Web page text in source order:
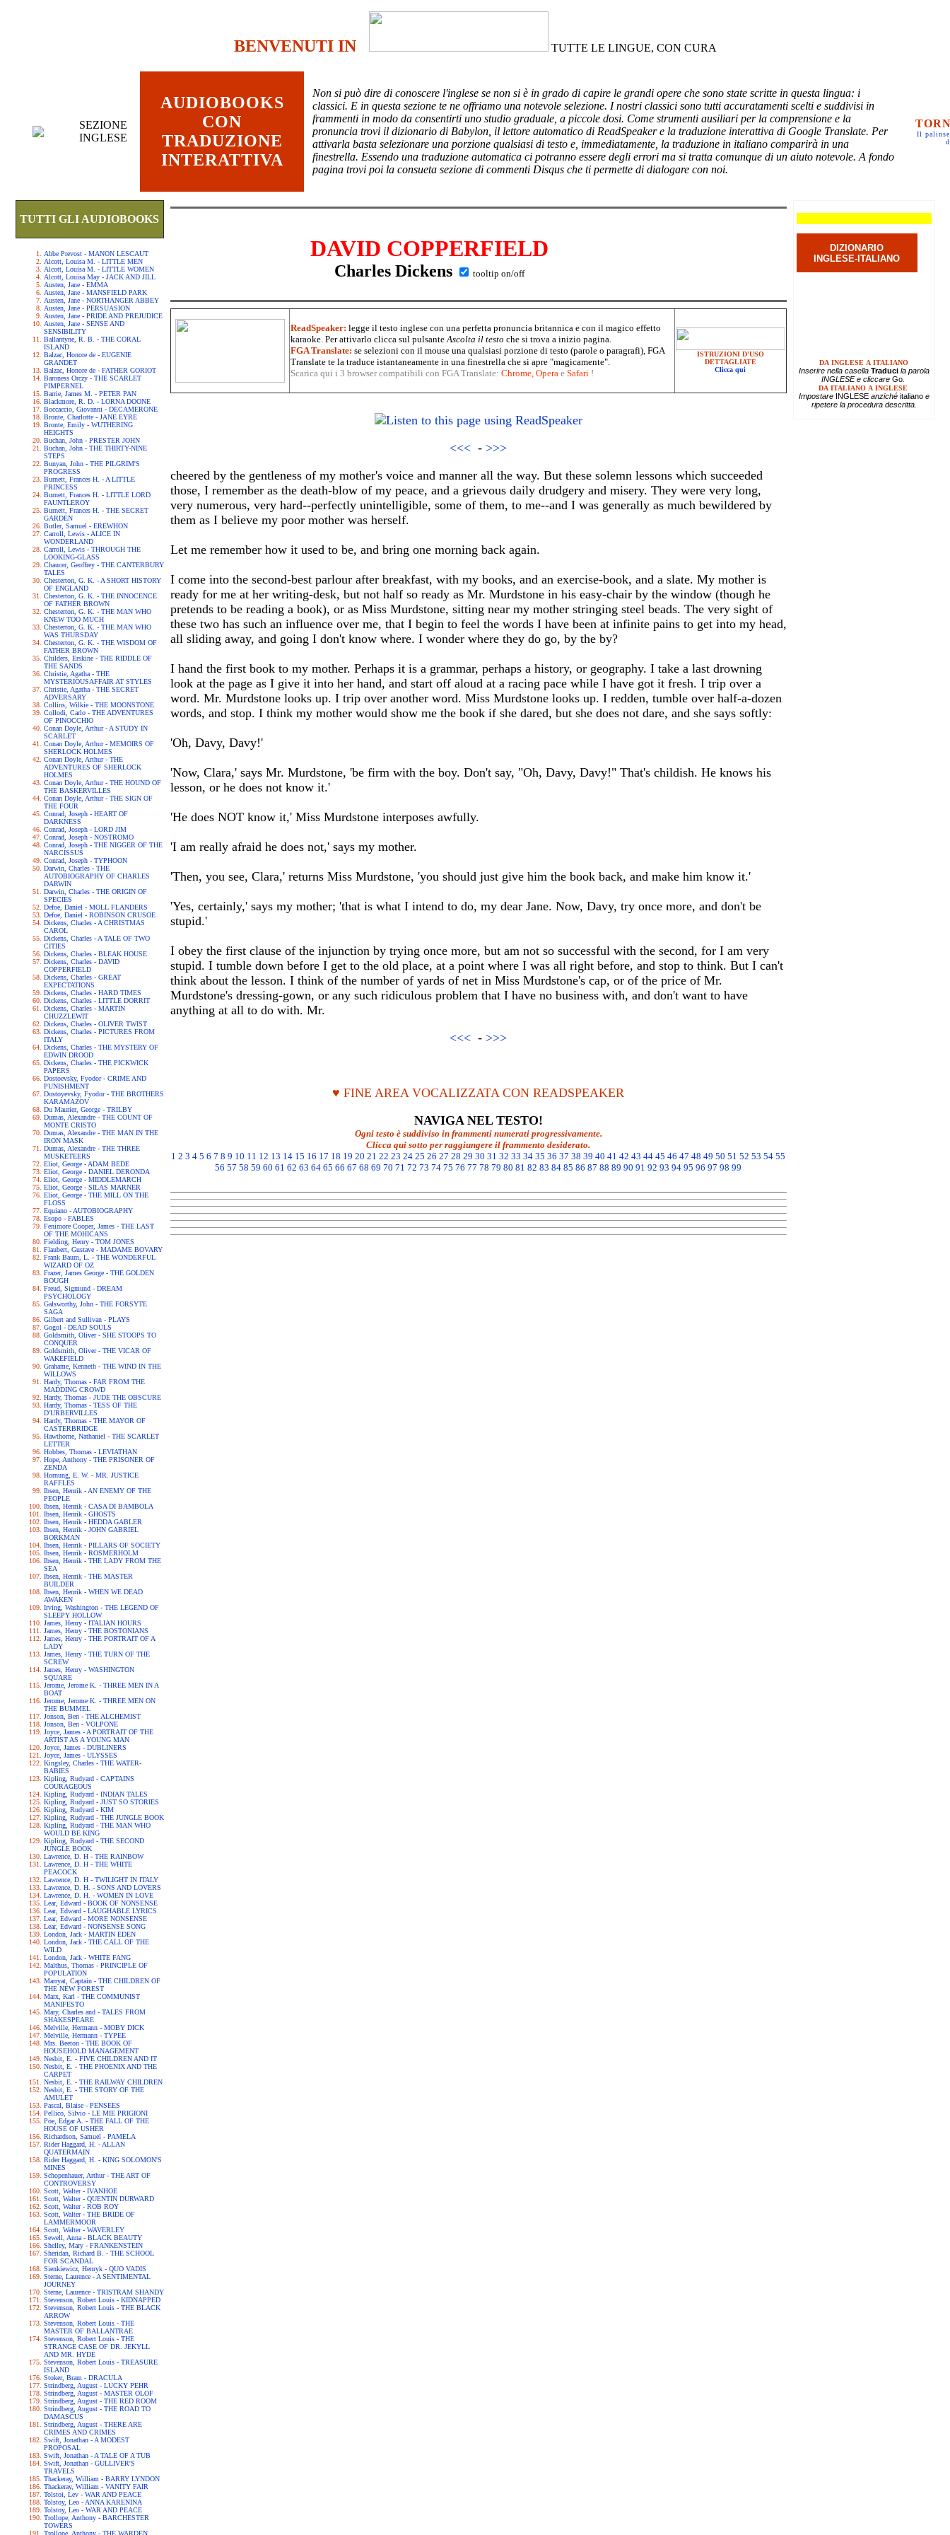
BENVENUTI IN TUTTE LE LINGUE, CON CURA
SEZIONE
INGLESE
AUDIOBOOKS
CON
TRADUZIONE
INTERATTIVA
Non si può dire di conoscere l'inglese se non si è in grado di capire le grandi opere che sono state scritte in questa lingua: i
classici. E in questa sezione te ne offriamo una notevole selezione. I nostri classici sono tutti accuratamenti scelti e suddivisi in
frammenti in modo da consentirti uno studio graduale, a piccole dosi. Come strumenti ausiliari per la comprensione e la
pronuncia trovi il dizionario di Babylon, il lettore automatico di ReadSpeaker e la traduzione interattiva di Google Translate. Per
attivarla basta selezionare una porzione qualsiasi di testo e, immediatamente, la traduzione in italiano comparirà in una
finestrella. Essendo una traduzione automatica ci potranno essere degli errori ma si tratta comunque di un aiuto notevole. A fondo
pagina trovi poi la consueta sezione di commenti Disqus che ti permette di dialogare con noi.
Il
TUTTI GLI AUDIOBOOKS
Abbe Prevost - MANON LESCAUT
Alcott, Louisa M. - LITTLE MEN
Alcott, Louisa M. - LITTLE WOMEN
Alcott, Louisa May - JACK AND JILL
Austen, Jane - EMMA
Austen, Jane - MANSFIELD PARK
Austen, Jane - NORTHANGER ABBEY
Austen, Jane - PERSUASION
Austen, Jane - PRIDE AND PREJUDICE
Austen, Jane - SENSE AND
SENSIBILITY
Ballantyne, R. B. - THE CORAL
ISLAND
Balzac, Honore de - EUGENIE
GRANDET
Balzac, Honore de - FATHER GORIOT
Baroness Orczy - THE SCARLET
PIMPERNEL
Barrie, James M. - PETER PAN
Blackmore, R. D. - LORNA DOONE
Boccaccio, Giovanni - DECAMERONE
Bronte, Charlotte - JANE EYRE
Bronte, Emily - WUTHERING
HEIGHTS
Buchan, John - PRESTER JOHN
Buchan, John - THE THIRTY-NINE
STEPS
Bunyan, John - THE PILGRIM'S
PROGRESS
Burnett, Frances H. - A LITTLE
PRINCESS
Burnett, Frances H. - LITTLE LORD
FAUNTLEROY
Burnett, Frances H. - THE SECRET
GARDEN
Butler, Samuel - EREWHON
Carroll, Lewis - ALICE IN
WONDERLAND
Carroll, Lewis - THROUGH THE
LOOKING-GLASS
Chaucer, Geoffrey - THE CANTERBURY
TALES
Chesterton, G. K. - A SHORT HISTORY
OF ENGLAND
Chesterton, G. K. - THE INNOCENCE
OF FATHER BROWN
Chesterton, G. K. - THE MAN WHO
KNEW TOO MUCH
Chesterton, G. K. - THE MAN WHO
WAS THURSDAY
Chesterton, G. K. - THE WISDOM OF
FATHER BROWN
Childers, Erskine - THE RIDDLE OF
THE SANDS
Christie, Agatha - THE
MYSTERIOUSAFFAIR AT STYLES
Christie, Agatha - THE SECRET
ADVERSARY
Collins, Wilkie - THE MOONSTONE
Collodi, Carlo - THE ADVENTURES
OF PINOCCHIO
Conan Doyle, Arthur - A STUDY IN
SCARLET
Conan Doyle, Arthur - MEMOIRS OF
SHERLOCK HOLMES
Conan Doyle, Arthur - THE
ADVENTURES OF SHERLOCK
HOLMES
Conan Doyle, Arthur - THE HOUND OF
THE BASKERVILLES
Conan Doyle, Arthur - THE SIGN OF
THE FOUR
Conrad, Joseph - HEART OF
DARKNESS
Conrad, Joseph - LORD JIM
Conrad, Joseph - NOSTROMO
Conrad, Joseph - THE NIGGER OF THE
NARCISSUS
Conrad, Joseph - TYPHOON
Darwin, Charles - THE
AUTOBIOGRAPHY OF CHARLES
DARWIN
Darwin, Charles - THE ORIGIN OF
SPECIES
Defoe, Daniel - MOLL FLANDERS
Defoe, Daniel - ROBINSON CRUSOE
Dickens, Charles - A CHRISTMAS
CAROL
Dickens, Charles - A TALE OF TWO
CITIES
Dickens, Charles - BLEAK HOUSE
Dickens, Charles - DAVID
COPPERFIELD
Dickens, Charles - GREAT
EXPECTATIONS
Dickens, Charles - HARD TIMES
Dickens, Charles - LITTLE DORRIT
Dickens, Charles - MARTIN
CHUZZLEWIT
Dickens, Charles - OLIVER TWIST
Dickens, Charles - PICTURES FROM
ITALY
Dickens, Charles - THE MYSTERY OF
EDWIN DROOD
Dickens, Charles - THE PICKWICK
PAPERS
Dostoevsky, Fyodor - CRIME AND
PUNISHMENT
Dostoyevsky, Fyodor - THE BROTHERS
KARAMAZOV
Du Maurier, George - TRILBY
Dumas, Alexandre - THE COUNT OF
MONTE CRISTO
Dumas, Alexandre - THE MAN IN THE
IRON MASK
Dumas, Alexandre - THE THREE
MUSKETEERS
Eliot, George - ADAM BEDE
Eliot, George - DANIEL DERONDA
Eliot, George - MIDDLEMARCH
Eliot, George - SILAS MARNER
Eliot, George - THE MILL ON THE
FLOSS
Equiano - AUTOBIOGRAPHY
Esopo - FABLES
Fenimore Cooper, James - THE LAST
OF THE MOHICANS
Fielding, Henry - TOM JONES
Flaubert, Gustave - MADAME BOVARY
Frank Baum, L. - THE WONDERFUL
WIZARD OF OZ
Frazer, James George - THE GOLDEN
BOUGH
Freud, Sigmund - DREAM
PSYCHOLOGY
Galsworthy, John - THE FORSYTE
SAGA
Gilbert and Sullivan - PLAYS
Gogol - DEAD SOULS
Goldsmith, Oliver - SHE STOOPS TO
CONQUER
Goldsmith, Oliver - THE VICAR OF
WAKEFIELD
Grahame, Kenneth - THE WIND IN THE
WILLOWS
Hardy, Thomas - FAR FROM THE
MADDING CROWD
Hardy, Thomas - JUDE THE OBSCURE
Hardy, Thomas - TESS OF THE
D'URBERVILLES
Hardy, Thomas - THE MAYOR OF
CASTERBRIDGE
Hawthorne, Nathaniel - THE SCARLET
LETTER
Hobbes, Thomas - LEVIATHAN
Hope, Anthony - THE PRISONER OF
ZENDA
Hornung, E. W. - MR. JUSTICE
RAFFLES
Ibsen, Henrik - AN ENEMY OF THE
PEOPLE
Ibsen, Henrik - CASA DI BAMBOLA
Ibsen, Henrik - GHOSTS
Ibsen, Henrik - HEDDA GABLER
Ibsen, Henrik - JOHN GABRIEL
BORKMAN
Ibsen, Henrik - PILLARS OF SOCIETY
Ibsen, Henrik - ROSMERHOLM
Ibsen, Henrik - THE LADY FROM THE
SEA
Ibsen, Henrik - THE MASTER
BUILDER
Ibsen, Henrik - WHEN WE DEAD
AWAKEN
Irving, Washington - THE LEGEND OF
SLEEPY HOLLOW
James, Henry - ITALIAN HOURS
James, Henry - THE BOSTONIANS
James, Henry - THE PORTRAIT OF A
LADY
James, Henry - THE TURN OF THE
SCREW
James, Henry - WASHINGTON
SQUARE
Jerome, Jerome K. - THREE MEN IN A
BOAT
Jerome, Jerome K. - THREE MEN ON
THE BUMMEL
Jonson, Ben - THE ALCHEMIST
Jonson, Ben - VOLPONE
Joyce, James - A PORTRAIT OF THE
ARTIST AS A YOUNG MAN
Joyce, James - DUBLINERS
Joyce, James - ULYSSES
Kingsley, Charles - THE WATER-
BABIES
Kipling, Rudyard - CAPTAINS
COURAGEOUS
Kipling, Rudyard - INDIAN TALES
Kipling, Rudyard - JUST SO STORIES
Kipling, Rudyard - KIM
Kipling, Rudyard - THE JUNGLE BOOK
Kipling, Rudyard - THE MAN WHO
WOULD BE KING
Kipling, Rudyard - THE SECOND
JUNGLE BOOK
Lawrence, D. H - THE RAINBOW
Lawrence, D. H - THE WHITE
PEACOCK
Lawrence, D. H - TWILIGHT IN ITALY
Lawrence, D. H. - SONS AND LOVERS
Lawrence, D. H. - WOMEN IN LOVE
Lear, Edward - BOOK OF NONSENSE
Lear, Edward - LAUGHABLE LYRICS
Lear, Edward - MORE NONSENSE
Lear, Edward - NONSENSE SONG
London, Jack - MARTIN EDEN
London, Jack - THE CALL OF THE
WILD
London, Jack - WHITE FANG
Malthus, Thomas - PRINCIPLE OF
POPULATION
Marryat, Captain - THE CHILDREN OF
THE NEW FOREST
Marx, Karl - THE COMMUNIST
MANIFESTO
Mary, Charles and - TALES FROM
SHAKESPEARE
Melville, Hermann - MOBY DICK
Melville, Hermann - TYPEE
Mrs. Beeton - THE BOOK OF
HOUSEHOLD MANAGEMENT
Nesbit, E. - FIVE CHILDREN AND IT
Nesbit, E. - THE PHOENIX AND THE
CARPET
Nesbit, E. - THE RAILWAY CHILDREN
Nesbit, E. - THE STORY OF THE
AMULET
Pascal, Blaise - PENSEES
Pellico, Silvio - LE MIE PRIGIONI
Poe, Edgar A. - THE FALL OF THE
HOUSE OF USHER
Richardson, Samuel - PAMELA
Rider Haggard, H. - ALLAN
QUATERMAIN
Rider Haggard, H. - KING SOLOMON'S
MINES
Schopenhauer, Arthur - THE ART OF
CONTROVERSY
Scott, Walter - IVANHOE
Scott, Walter - QUENTIN DURWARD
Scott, Walter - ROB ROY
Scott, Walter - THE BRIDE OF
LAMMERMOOR
Scott, Walter - WAVERLEY
Sewell, Anna - BLACK BEAUTY
Shelley, Mary - FRANKENSTEIN
Sheridan, Richard B. - THE SCHOOL
FOR SCANDAL
Sienkiewicz, Henryk - QUO VADIS
Sterne, Laurence - A SENTIMENTAL
JOURNEY
Sterne, Laurence - TRISTRAM SHANDY
Stevenson, Robert Louis - KIDNAPPED
Stevenson, Robert Louis - THE BLACK
ARROW
Stevenson, Robert Louis - THE
MASTER OF BALLANTRAE
Stevenson, Robert Louis - THE
STRANGE CASE OF DR. JEKYLL
AND MR. HYDE
Stevenson, Robert Louis - TREASURE
ISLAND
Stoker, Bram - DRACULA
Strindberg, August - LUCKY PEHR
Strindberg, August - MASTER OLOF
Strindberg, August - THE RED ROOM
Strindberg, August - THE ROAD TO
DAMASCUS
Strindberg, August - THERE ARE
CRIMES AND CRIMES
Swift, Jonathan - A MODEST
PROPOSAL
Swift, Jonathan - A TALE OF A TUB
Swift, Jonathan - GULLIVER'S
TRAVELS
Thackeray, William - BARRY LYNDON
Thackeray, William - VANITY FAIR
Tolstoi, Lev - WAR AND PEACE
Tolstoy, Leo - ANNA KARENINA
Tolstoy, Leo - WAR AND PEACE
Trollope, Anthony - BARCHESTER
TOWERS
Trollope, Anthony - THE WARDEN
DAVID COPPERFIELD
Charles Dickens tooltip on/off
ReadSpeaker: legge il testo inglese con una perfetta pronuncia britannica e con il magico effetto
karaoke. Per attivarlo clicca sul pulsanteAscolta il testo che si trova a inizio pagina.
FGA Translate: se selezioni con il mouse una qualsiasi porzione di testo (parole o paragrafi), FGA
Translate te la traduce istantaneamente in una finestrella che si apre "magicamente".
Scarica qui i 3 browser compatibili con FGA Translate: Chrome, Operae Safari !
ISTRUZIONI D'USO
DETTAGLIATE
Clicca qui
<<< - >>>
cheered by the gentleness of my mother's voice and manner all the way. But these solemn lessons which succeeded
those, I remember as the death-blow of my peace, and a grievous daily drudgery and misery. They were very long,
very numerous, very hard--perfectly unintelligible, some of them, to me--and I was generally as much bewildered by
them as I believe my poor mother was herself.
Let me remember how it used to be, and bring one morning back again.
I come into the second-best parlour after breakfast, with my books, and an exercise-book, and a slate. My mother is
ready for me at her writing-desk, but not half so ready as Mr. Murdstone in his easy-chair by the window (though he
pretends to be reading a book), or as Miss Murdstone, sitting near my mother stringing steel beads. The very sight of
these two has such an influence over me, that I begin to feel the words I have been at infinite pains to get into my head,
all sliding away, and going I don't know where. I wonder where they do go, by the by?
I hand the first book to my mother. Perhaps it is a grammar, perhaps a history, or geography. I take a last drowning
look at the page as I give it into her hand, and start off aloud at a racing pace while I have got it fresh. I trip over a
word. Mr. Murdstone looks up. I trip over another word. Miss Murdstone looks up. I redden, tumble over half-a-dozen
words, and stop. I think my mother would show me the book if she dared, but she does not dare, and she says softly:
'Oh, Davy, Davy!'
'Now, Clara,' says Mr. Murdstone, 'be firm with the boy. Don't say, "Oh, Davy, Davy!" That's childish. He knows his
lesson, or he does not know it.'
'He does NOT know it,' Miss Murdstone interposes awfully.
'I am really afraid he does not,' says my mother.
'Then, you see, Clara,' returns Miss Murdstone, 'you should just give him the book back, and make him know it.'
'Yes, certainly,' says my mother; 'that is what I intend to do, my dear Jane. Now, Davy, try once more, and don't be
stupid.'
I obey the first clause of the injunction by trying once more, but am not so successful with the second, for I am very
stupid. I tumble down before I get to the old place, at a point where I was all right before, and stop to think. But I can't
think about the lesson. I think of the number of yards of net in Miss Murdstone's cap, or of the price of Mr.
Murdstone's dressing-gown, or any such ridiculous problem that I have no business with, and don't want to have
anything at all to do with. Mr.
<<< - >>>
♥ FINE AREA VOCALIZZATA CON READSPEAKER
NAVIGA NEL TESTO!
Ogni testo è suddiviso in frammenti numerati progressivamente.
Clicca qui sotto per raggiungere il frammento desiderato.
1 2 3 4 5 6 7 8 9 10 11 12 13 14 15 16 17 18 19 20 21 22 23 24 25 26 27 28 29 30 31 32 33 34 35 36 37 38 39 40 41 42 43 44 45 46 47 48 49 50 51 52 53 54 55
56 57 58 59 60 61 62 63 64 65 66 67 68 69 70 71 72 73 74 75 76 77 78 79 80 81 82 83 84 85 86 87 88 89 90 91 92 93 94 95 96 97 98 99
DIZIONARIO
INGLESE-ITALIANO
DA INGLESE A ITALIANO
Inserire nella casella Traducila parola
INGLESE e cliccare Go.
DA ITALIANO A INGLESE
Impostare INGLESEanziché italianoe
ripetere la procedura descritta.